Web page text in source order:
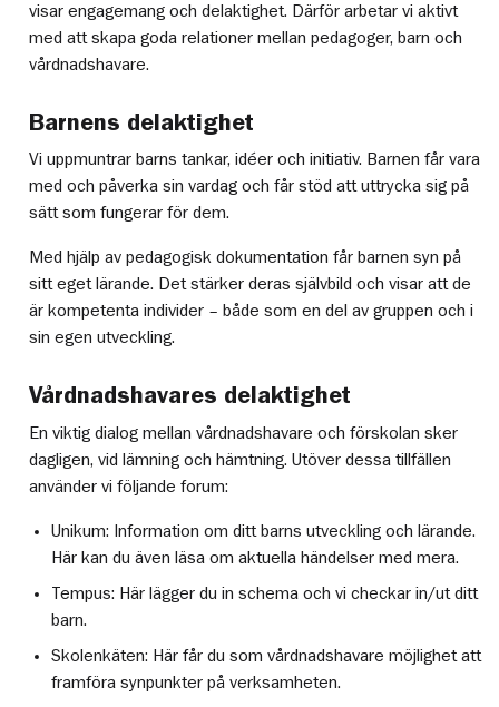
visar engagemang och delaktighet. Därför arbetar vi aktivt
med att skapa goda relationer mellan pedagoger, barn och
vårdnadshavare.
Barnens delaktighet
Vi uppmuntrar barns tankar, idéer och initiativ. Barnen får vara
med och påverka sin vardag och får stöd att uttrycka sig på
sätt som fungerar för dem.
Med hjälp av pedagogisk dokumentation får barnen syn på
sitt eget lärande. Det stärker deras självbild och visar att de
är kompetenta individer – både som en del av gruppen och i
sin egen utveckling.
Vårdnadshavares delaktighet
En viktig dialog mellan vårdnadshavare och förskolan sker
dagligen, vid lämning och hämtning. Utöver dessa tillfällen
använder vi följande forum:
Unikum: Information om ditt barns utveckling och lärande.
Här kan du även läsa om aktuella händelser med mera.
Tempus: Här lägger du in schema och vi checkar in/ut ditt
barn.
Skolenkäten: Här får du som vårdnadshavare möjlighet att
framföra synpunkter på verksamheten.